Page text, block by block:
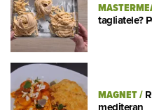
tagliatele?
MAGNET/